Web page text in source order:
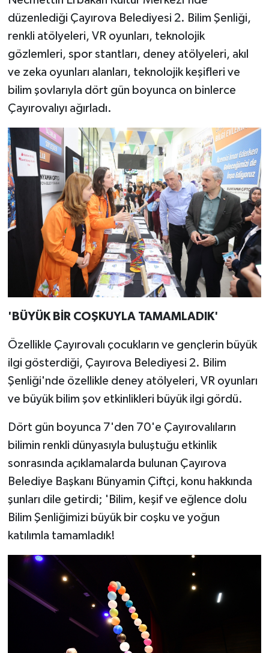
düzenlediği Çayırova Belediyesi 2. Bilim Şenliği,
renkli atölyeleri, VR oyunları, teknolojik
gözlemleri, spor stantları, deney atölyeleri, akıl
ve zeka oyunları alanları, teknolojik keşifleri ve
bilim şovlarıyla dört gün boyunca on binlerce
Çayırovalıyı ağırladı.
'BÜYÜK BİR COŞKUYLA TAMAMLADIK'
Özellikle Çayırovalı çocukların ve gençlerin büyük
ilgi gösterdiği, Çayırova Belediyesi 2. Bilim
Şenliği'nde özellikle deney atölyeleri, VR oyunları
ve büyük bilim şov etkinlikleri büyük ilgi gördü.
Dört gün boyunca 7'den 70'e Çayırovalıların
bilimin renkli dünyasıyla buluştuğu etkinlik
sonrasında açıklamalarda bulunan Çayırova
Belediye Başkanı Bünyamin Çiftçi, konu hakkında
şunları dile getirdi; 'Bilim, keşif ve eğlence dolu
Bilim Şenliğimizi büyük bir coşku ve yoğun
katılımla tamamladık!